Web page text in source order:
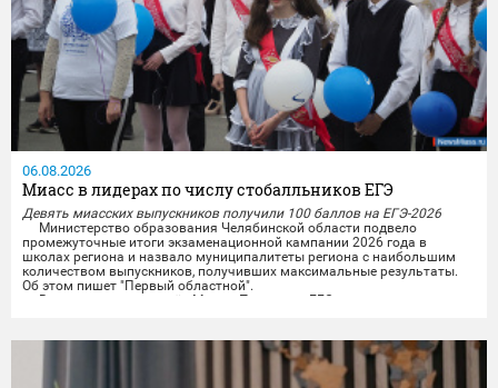
06.08.2026
Миасс в лидерах по числу стобалльников ЕГЭ
Девять миасских выпускников получили 100 баллов на ЕГЭ-2026
Министерство образования Челябинской области подвело
промежуточные итоги экзаменационной кампании 2026 года в
школах региона и назвало муниципалитеты региона с наибольшим
количеством выпускников, получивших максимальные результаты.
Об этом пишет "Первый областной".
В число лидеров вошёл Миасс. По итогам ЕГЭ девять выпускников